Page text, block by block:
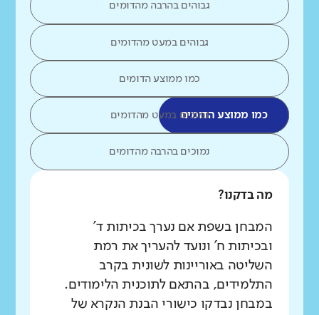
גבוהים בהרבה מהדומים
גבוהים במעט מהדומים
כמו ממוצע הדומים
כמו ממוצע הדומיםנמוכים במעט מהדומים
נמוכים בהרבה מהדומים
מה בדקנו?
המבחן בשפת אם נערך בכיתות ד'
ובכיתות ח' ונועד להעריך את רמת
השליטה באוריינות לשונית בקרב
התלמידים, בהתאם לתוכנית הלימודים.
במבחן נבדקו כישורי הבנת הנקרא של